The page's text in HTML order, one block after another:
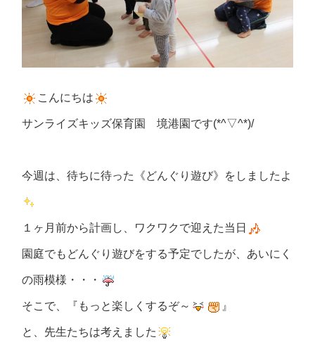
こんにちは
サンライズキッズ保育園 境港園です(*^▽^*)/
今週は、待ちに待った《どんぐり遊び》をしましたよ
１ヶ月前から計画し、ワクワクで迎えた当日
園庭でもどんぐり遊びをする予定でしたが、あいにく
の雨模様・・・
そこで、『もっと楽しくするぞ～ 』
と、先生たちは考えました